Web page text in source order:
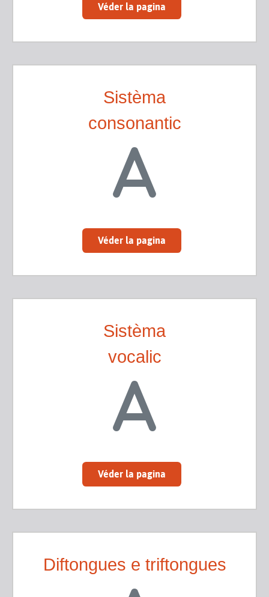
Véder la pagina
Sistèma
consonantic
Véder la pagina
Sistèma
vocalic
Véder la pagina
Diftongues e triftongues